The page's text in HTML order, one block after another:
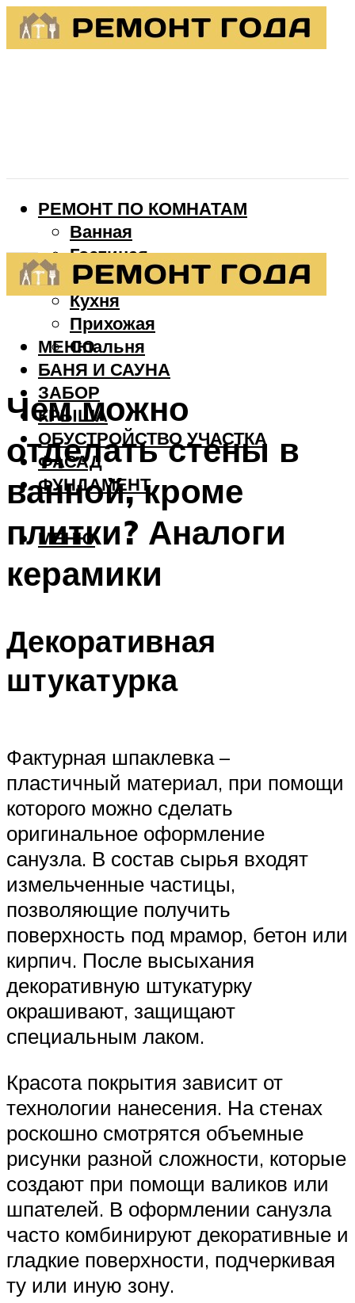
РЕМОНТ ПО КОМНАТАМ
Ванная
Гостиная
Детская
Кухня
Прихожая
Спальня
БАНЯ И САУНА
ЗАБОР
КРЫША
ОБУСТРОЙСТВО УЧАСТКА
ФАСАД
ФУНДАМЕНТ
МЕНЮ
МЕНЮ
Чем можно
отделать стены в
ванной, кроме
плитки? Аналоги
керамики
Декоративная
штукатурка
Фактурная шпаклевка –
пластичный материал, при помощи
которого можно сделать
оригинальное оформление
санузла. В состав сырья входят
измельченные частицы,
позволяющие получить
поверхность под мрамор, бетон или
кирпич. После высыхания
декоративную штукатурку
окрашивают, защищают
специальным лаком.
Красота покрытия зависит от
технологии нанесения. На стенах
роскошно смотрятся объемные
рисунки разной сложности, которые
создают при помощи валиков или
шпателей. В оформлении санузла
часто комбинируют декоративные и
гладкие поверхности, подчеркивая
ту или иную зону.